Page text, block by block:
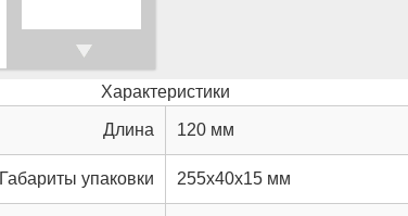
Характеристики
Длина 120 мм
Габариты упаковки 255x40x15 мм